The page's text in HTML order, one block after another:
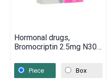
Hormonal drugs,
Bromocriptin 2.5mg N30,
Piece Box